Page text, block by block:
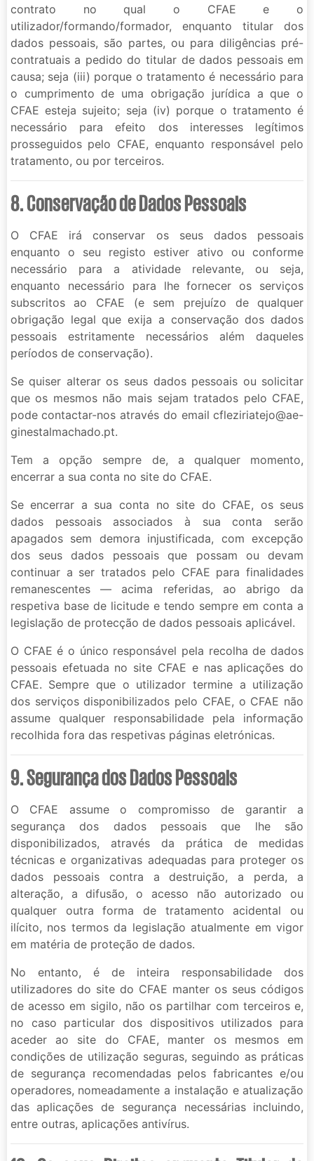
contrato no qual o CFAE e o
utilizador/formando/formador, enquanto titular dos
dados pessoais, são partes, ou para diligências pré-
contratuais a pedido do titular de dados pessoais em
causa; seja (iii) porque o tratamento é necessário para
o cumprimento de uma obrigação jurídica a que o
CFAE esteja sujeito; seja (iv) porque o tratamento é
necessário para efeito dos interesses legítimos
prosseguidos pelo CFAE, enquanto responsável pelo
tratamento, ou por terceiros.
8. Conservação de Dados Pessoais
O CFAE irá conservar os seus dados pessoais
enquanto o seu registo estiver ativo ou conforme
necessário para a atividade relevante, ou seja,
enquanto necessário para lhe fornecer os serviços
subscritos ao CFAE (e sem prejuízo de qualquer
obrigação legal que exija a conservação dos dados
pessoais estritamente necessários além daqueles
períodos de conservação).
Se quiser alterar os seus dados pessoais ou solicitar
que os mesmos não mais sejam tratados pelo CFAE,
pode contactar-nos através do email cfleziriatejo@ae-
ginestalmachado.pt.
Tem a opção sempre de, a qualquer momento,
encerrar a sua conta no site do CFAE.
Se encerrar a sua conta no site do CFAE, os seus
dados pessoais associados à sua conta serão
apagados sem demora injustificada, com excepção
dos seus dados pessoais que possam ou devam
continuar a ser tratados pelo CFAE para finalidades
remanescentes — acima referidas, ao abrigo da
respetiva base de licitude e tendo sempre em conta a
legislação de protecção de dados pessoais aplicável.
O CFAE é o único responsável pela recolha de dados
pessoais efetuada no site CFAE e nas aplicações do
CFAE. Sempre que o utilizador termine a utilização
dos serviços disponibilizados pelo CFAE, o CFAE não
assume qualquer responsabilidade pela informação
recolhida fora das respetivas páginas eletrónicas.
9. Segurança dos Dados Pessoais
O CFAE assume o compromisso de garantir a
segurança dos dados pessoais que lhe são
disponibilizados, através da prática de medidas
técnicas e organizativas adequadas para proteger os
dados pessoais contra a destruição, a perda, a
alteração, a difusão, o acesso não autorizado ou
qualquer outra forma de tratamento acidental ou
ilícito, nos termos da legislação atualmente em vigor
em matéria de proteção de dados.
No entanto, é de inteira responsabilidade dos
utilizadores do site do CFAE manter os seus códigos
de acesso em sigilo, não os partilhar com terceiros e,
no caso particular dos dispositivos utilizados para
aceder ao site do CFAE, manter os mesmos em
condições de utilização seguras, seguindo as práticas
de segurança recomendadas pelos fabricantes e/ou
operadores, nomeadamente a instalação e atualização
das aplicações de segurança necessárias incluindo,
entre outras, aplicações antivírus.